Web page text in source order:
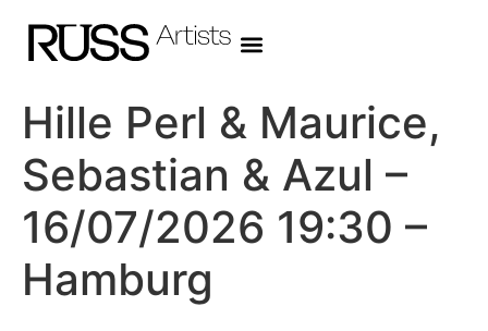
Hille Perl & Maurice,
Sebastian & Azul –
16/07/2026 19:30 –
Hamburg